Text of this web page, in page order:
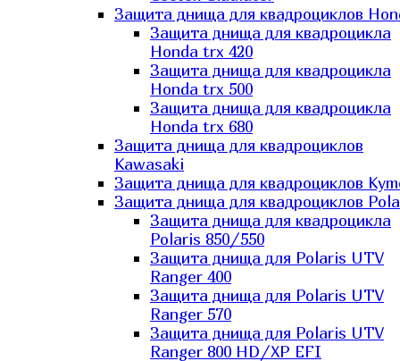
Защита днища для квадроциклов
Защита днища для квадроцикла
Honda trx 420
Защита днища для квадроцикла
Honda trx 500
Защита днища для квадроцикла
Honda trx 680
Защита днища для квадроциклов
Kawasaki
Защита днища для квадроциклов
Защита днища для квадроциклов
Защита днища для квадроцикла
Polaris 850/550
Защита днища для Polaris UTV
Ranger 400
Защита днища для Polaris UTV
Ranger 570
Защита днища для Polaris UTV
Ranger 800 HD/XP EFI